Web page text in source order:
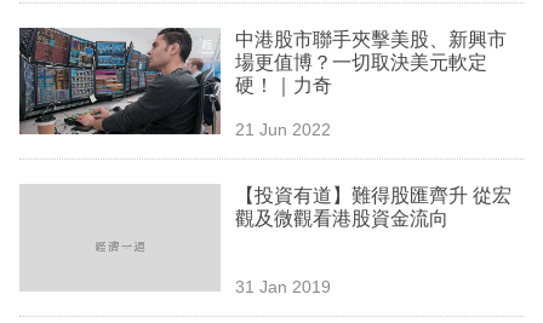
中港股市聯手夾擊美股、新興市
場更值博？一切取決美元軟定
硬！｜力奇
21 Jun 2022
【投資有道】難得股匯齊升 從宏
觀及微觀看港股資金流向
31 Jan 2019